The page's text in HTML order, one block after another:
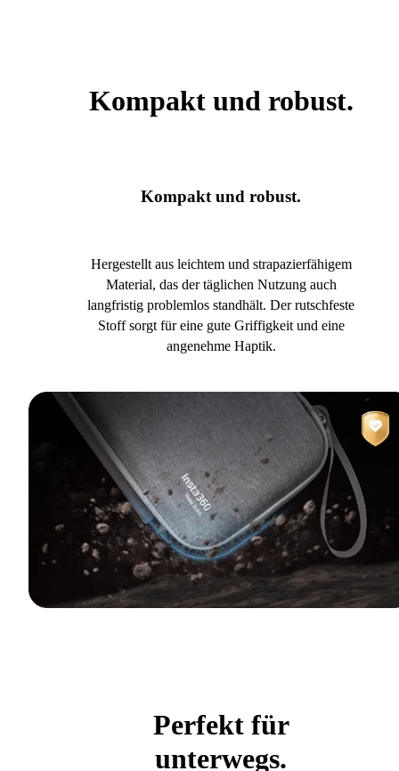
Kompakt und robust.
Kompakt und robust.
Hergestellt aus leichtem und strapazierfähigem
Material, das der täglichen Nutzung auch
langfristig problemlos standhält. Der rutschfeste
Stoff sorgt für eine gute Griffigkeit und eine
angenehme Haptik.
Perfekt für
unterwegs.